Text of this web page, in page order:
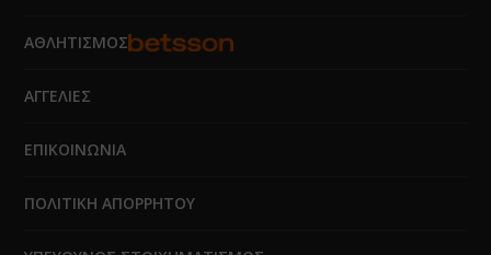
ΑΘΛΗΤΙΣΜΟΣ
ΑΓΓΕΛΙΕΣ
ΕΠΙΚΟΙΝΩΝΙΑ
ΠΟΛΙΤΙΚΗ ΑΠΟΡΡΗΤΟΥ